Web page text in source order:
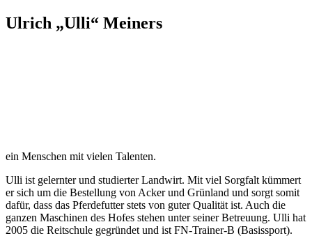
Ulrich „Ulli“ Meiners
ein Menschen mit vielen Talenten.
Ulli ist gelernter und studierter Landwirt. Mit viel Sorgfalt kümmert
er sich um die Bestellung von Acker und Grünland und sorgt somit
dafür, dass das Pferdefutter stets von guter Qualität ist. Auch die
ganzen Maschinen des Hofes stehen unter seiner Betreuung. Ulli hat
2005 die Reitschule gegründet und ist FN-Trainer-B (Basissport).